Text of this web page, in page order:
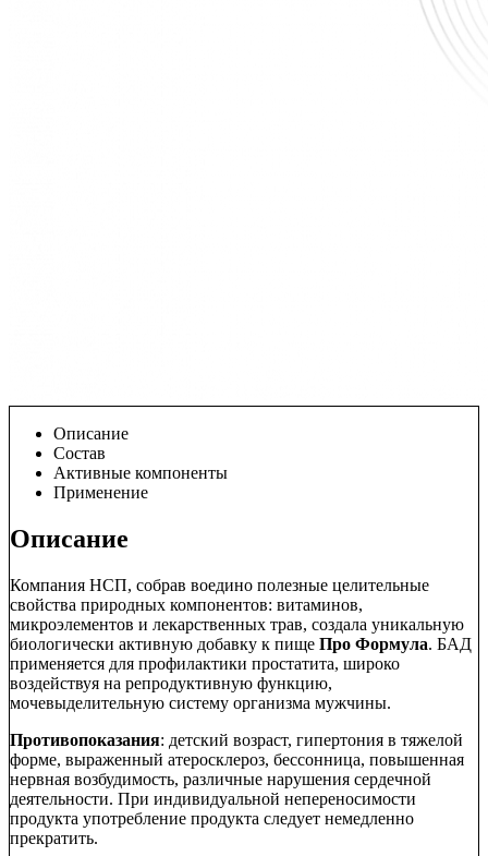
Описание
Состав
Активные компоненты
Применение
Описание
Компания НСП, собрав воедино полезные целительные
свойства природных компонентов: витаминов,
микроэлементов и лекарственных трав, создала уникальную
биологически активную добавку к пище Про Формула. БАД
применяется для профилактики простатита, широко
воздействуя на репродуктивную функцию,
мочевыделительную систему организма мужчины.
Противопоказания: детский возраст, гипертония в тяжелой
форме, выраженный атеросклероз, бессонница, повышенная
нервная возбудимость, различные нарушения сердечной
деятельности. При индивидуальной непереносимости
продукта употребление продукта следует немедленно
прекратить.